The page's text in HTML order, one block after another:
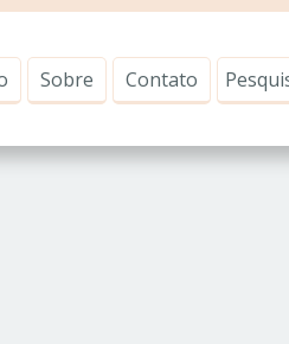
Sobre Contato